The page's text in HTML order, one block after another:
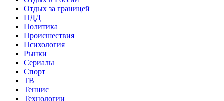
Отдых за границей
ПДД
Политика
Происшествия
Психология
Рынки
Сериалы
Спорт
ТВ
Теннис
Технологии